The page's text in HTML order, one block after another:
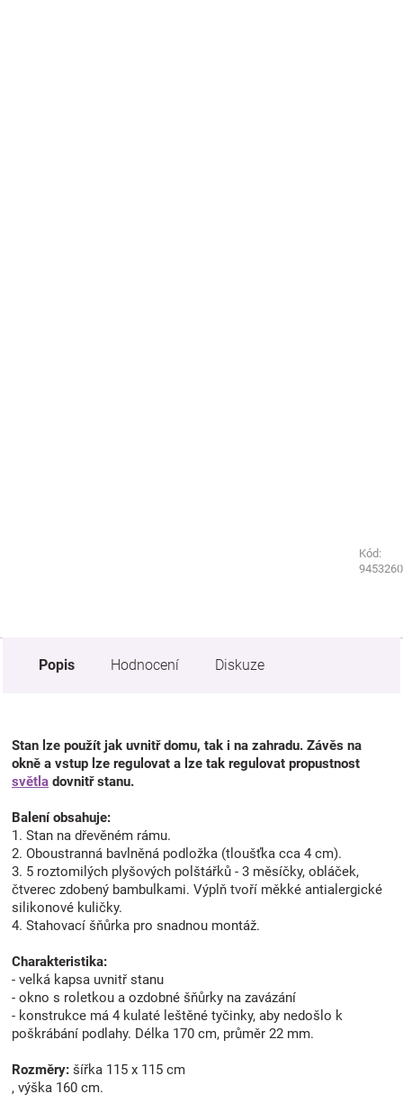
Kód:
Kód:
Popis Hodnocení Diskuze
Stan lze použít jak uvnitř domu, tak i na zahradu. Závěs na
okně a vstup lze regulovat a lze tak regulovat propustnost
světla dovnitř stanu.
Balení obsahuje:
1. Stan na dřevěném rámu.
2. Oboustranná bavlněná podložka (tloušťka cca 4 cm).
3. 5 roztomilých plyšových polštářků - 3 měsíčky, obláček,
čtverec zdobený bambulkami. Výplň tvoří měkké antialergické
silikonové kuličky.
4. Stahovací šňůrka pro snadnou montáž.
Charakteristika:
- velká kapsa uvnitř stanu
- okno s roletkou a ozdobné šňůrky na zavázání
- konstrukce má 4 kulaté leštěné tyčinky, aby nedošlo k
poškrábání podlahy. Délka 170 cm, průměr 22 mm.
Rozměry: šířka 115 x 115 cm
, výška 160 cm.